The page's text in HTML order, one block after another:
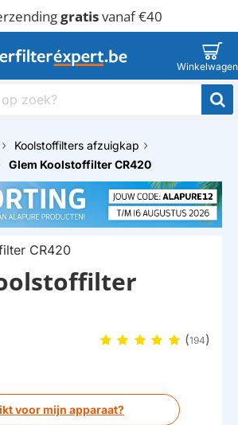
gratisvanaf €40
Koolstoffilters afzuigkap
Glem Koolstoffilter CR420
voor mijn apparaat?
(194)